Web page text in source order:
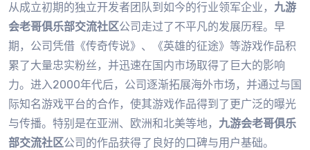
从成立初期的独立开发者团队到如今的行业领军企业， 九游
会老哥俱乐部交流社区公司走过了不平凡的发展历程。早
期，公司凭借《传奇传说》、《英雄的征途》等游戏作品积
累了大量忠实粉丝，并迅速在国内市场取得了巨大的影响
力。进入2000年代后，公司逐渐拓展海外市场，并通过与国
际知名游戏平台的合作，使其游戏作品得到了更广泛的曝光
与传播。特别是在亚洲、欧洲和北美等地， 九游会老哥俱乐
部交流社区公司的作品获得了良好的口碑与用户基础。